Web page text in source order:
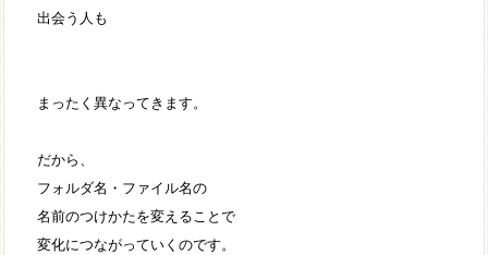
出会う人も
まったく異なってきます。
だから、
フォルダ名・ファイル名の
名前のつけかたを変えることで
変化につながっていくのです。